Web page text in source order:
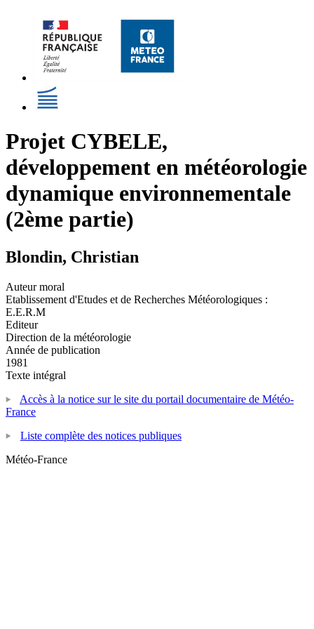
Projet CYBELE,
développement en météorologie
dynamique environnementale
(2ème partie)
Blondin, Christian
Auteur moral
Etablissement d'Etudes et de Recherches Météorologiques :
E.E.R.M
Editeur
Direction de la météorologie
Année de publication
1981
Texte intégral
Accès à la notice sur le site du portail documentaire de Météo-
France
Liste complète des notices publiques
Météo-France